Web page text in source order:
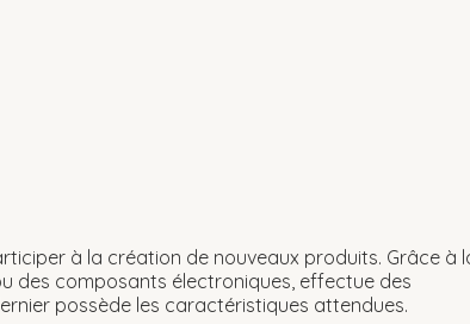
à la création de nouveaux produits. Grâce à
des composants électroniques, effectue des
possède les caractéristiques attendues.